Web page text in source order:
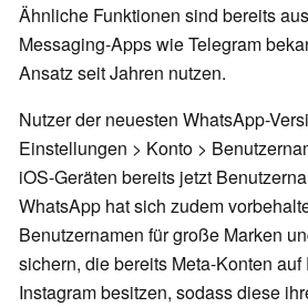
Ähnliche Funktionen sind bereits
Messaging-Apps wie Telegram
Ansatz seit Jahren nutzen.
Nutzer der neuesten WhatsApp-
Einstellungen > Konto >
iOS-Geräten bereits jetzt
WhatsApp hat sich zudem
Benutzernamen für große Marken
sichern, die bereits Meta-Konten
Instagram besitzen, sodass diese